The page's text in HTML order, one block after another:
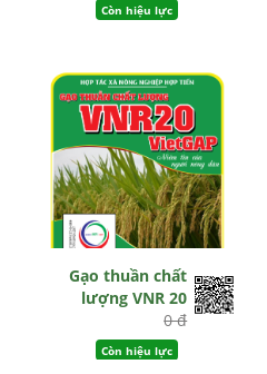
Còn hiệu lực
Gạo thuần chất
lượng VNR 20
0 đ
Còn hiệu lực